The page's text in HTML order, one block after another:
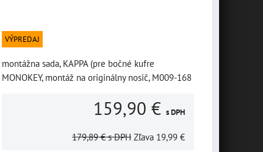
VÝPREDAJ
montážna sada, KAPPA (pre bočné kufre
MONOKEY, montáž na originálny nosič, M009-168
159,90 € s DPH
179,89 € s DPH Zľava 19,99 €